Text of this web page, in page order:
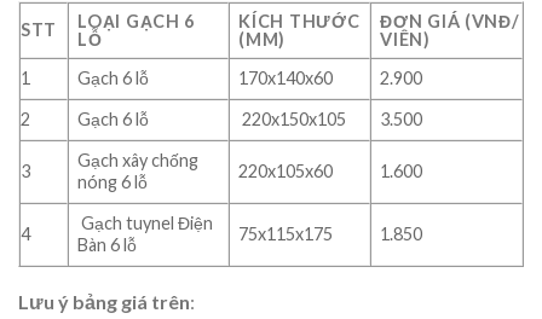
STT
LOẠI GẠCH 6
LỖ
KÍCH THƯỚC
(MM)
ĐƠN GIÁ (VNĐ/
VIÊN)
1
Gạch 6 lỗ 170x140x60
2.900
2
Gạch 6 lỗ 220x150x105 3.500
3
Gạch xây chống
nóng 6 lỗ
220x105x60 1.600
4
Gạch tuynel Điện
Bàn 6 lỗ
75x115x175 1.850
Lưu ý bảng giá trên: